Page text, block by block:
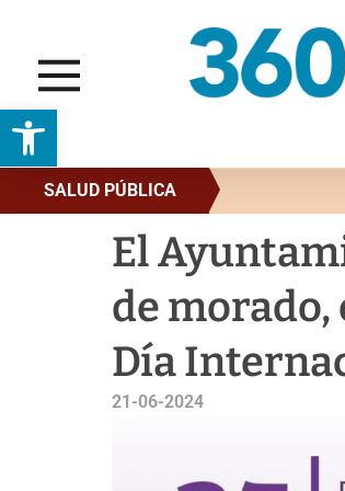
Abrir barra de
SALUD PÚBLICA
El
de morado,
Día
21-06-2024